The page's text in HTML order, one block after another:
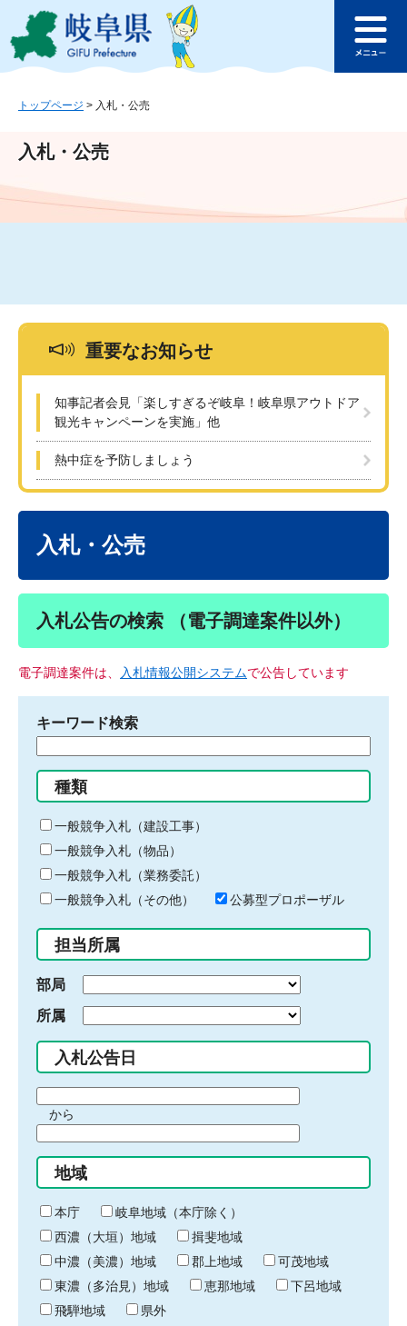
ジ
ュ
文
このページの本文へ
ュ
トップページ > 入札・公売
入札・公売
重要なお知らせ
知事記者会見「楽しすぎるぞ岐阜！岐阜県アウトドア
観光キャンペーンを実施」他
熱中症を予防しましょう
入札・公売
入札公告の検索 （電子調達案件以外）
電子調達案件は、 入札情報公開システムで公告しています
キーワード検索
る
キ
ー
ワ
ー
ド
入
力
種類
一般競争入札（建設工事）
一般競争入札（物品）
一般競争入札（業務委託）
一般競争入札（その他）
公募型プロポーザル
担当所属
部局
所属
入札公告日
間
始
り
から
間
終
わ
り
地域
本庁
岐阜地域（本庁除く）
西濃（大垣）地域
揖斐地域
中濃（美濃）地域
郡上地域
可茂地域
東濃（多治見）地域
恵那地域
下呂地域
飛騨地域
県外